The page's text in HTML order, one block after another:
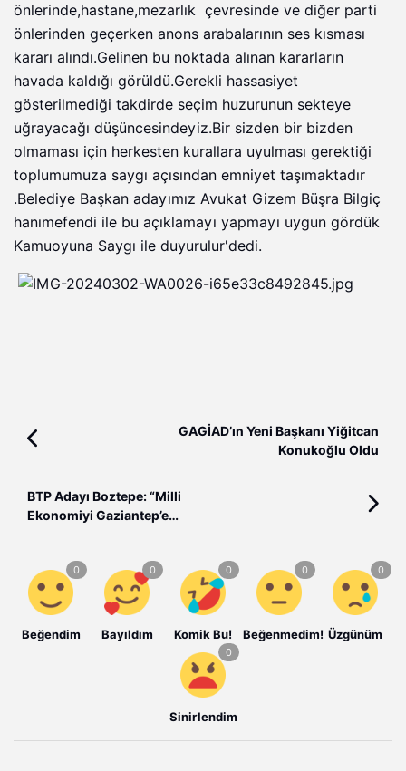
önlerinde,hastane,mezarlık çevresinde ve diğer parti
önlerinden geçerken anons arabalarının ses kısması
kararı alındı.Gelinen bu noktada alınan kararların
havada kaldığı görüldü.Gerekli hassasiyet
gösterilmediği takdirde seçim huzurunun sekteye
uğrayacağı düşüncesindeyiz.Bir sizden bir bizden
olmaması için herkesten kurallara uyulması gerektiği
toplumumuza saygı açısından emniyet taşımaktadır
.Belediye Başkan adayımız Avukat Gizem Büşra Bilgiç
hanımefendi ile bu açıklamayı yapmayı uygun gördük
Kamuoyuna Saygı ile duyurulur'dedi.
GAGİAD’ın Yeni Başkanı Yiğitcan
Konukoğlu Oldu
BTP Adayı Boztepe: “Milli
Ekonomiyi Gaziantep’e
Beğendim Bayıldım Komik Bu! Beğenmedim! Üzgünüm
Sinirlendim